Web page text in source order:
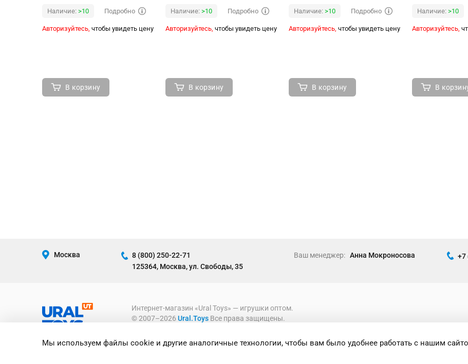
Наличие: >10 Подробно
Авторизуйтесь, чтобы увидеть цену
В корзину
Наличие: >10 Подробно
Авторизуйтесь, чтобы увидеть цену
В корзину
упак
Наличие: >10 Подробно
Авторизуйтесь, чтобы увидеть цену
В корзину
перфорации
Наличие: >10
Авторизуйтесь,
В
Москва
8 (800) 250-22-71
125364, Москва, ул. Свободы, 35
Ваш менеджер: Анна Мокроносова +7
Интернет-магазин «Ural Toys» ― игрушки оптом.
© 2007–2026 Ural.Toys Все права защищены.
Предоставленная на сайте информация носит исключительно
Мы используем файлы cookie и другие аналогичные технологии, чтобы вам было удобнее работать с нашим